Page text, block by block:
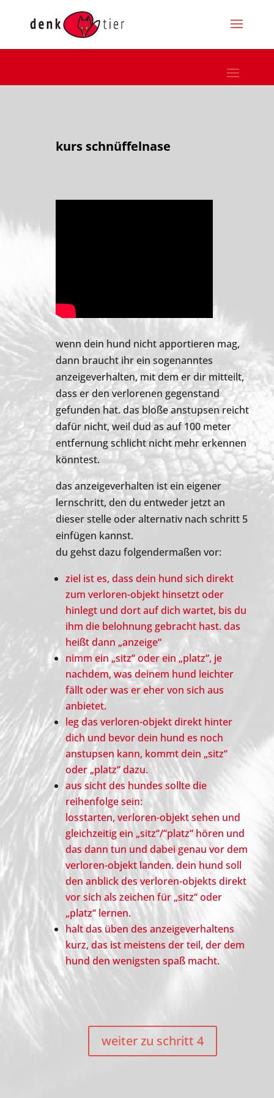
kurs schnüffelnase
wenn dein hund nicht apportieren mag,
dann braucht ihr ein sogenanntes
anzeigeverhalten, mit dem er dir mitteilt,
dass er den verlorenen gegenstand
gefunden hat. das bloße anstupsen reicht
dafür nicht, weil dud as auf 100 meter
entfernung schlicht nicht mehr erkennen
könntest.
das anzeigeverhalten ist ein eigener
lernschritt, den du entweder jetzt an
dieser stelle oder alternativ nach schritt 5
einfügen kannst.
du gehst dazu folgendermaßen vor:
ziel ist es, dass dein hund sich direkt
zum verloren-objekt hinsetzt oder
hinlegt und dort auf dich wartet, bis du
ihm die belohnung gebracht hast. das
heißt dann „anzeige“
nimm ein „sitz“ oder ein „platz“, je
nachdem, was deinem hund leichter
fällt oder was er eher von sich aus
anbietet.
leg das verloren-objekt direkt hinter
dich und bevor dein hund es noch
anstupsen kann, kommt dein „sitz“
oder „platz“ dazu.
aus sicht des hundes sollte die
reihenfolge sein:
losstarten, verloren-objekt sehen und
gleichzeitig ein „sitz“/“platz“ hören und
das dann tun und dabei genau vor dem
verloren-objekt landen. dein hund soll
den anblick des verloren-objekts direkt
vor sich als zeichen für „sitz“ oder
„platz“ lernen.
halt das üben des anzeigeverhaltens
kurz, das ist meistens der teil, der dem
hund den wenigsten spaß macht.
weiter zu schritt 4